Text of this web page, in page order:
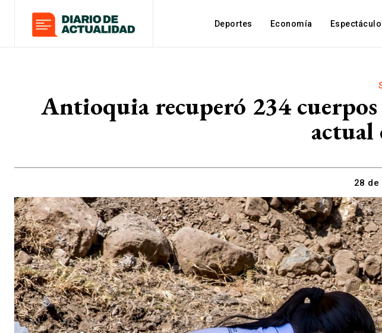
Deportes Economía
Antioquia recuperó 234 cuerpos
28 de